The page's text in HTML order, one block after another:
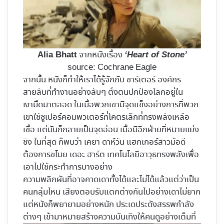
Alia Bhattจากหนังเรื่อง ‘Heart of Stone’
source: Cochrane Eagle
จากนั้น หนังก็ทำให้เราได้รู้จักกับ ชาร์เตอร์ องค์กร
สายลับที่ทำงานอย่างลับๆ ตั้งตนปกป้องโลกอยู่ใน
เงามืดมาตลอด ในเมื่อพวกเขามีจุดแข็งอย่างการที่พวก
เขาใช้ซูเปอร์คอมพิวเตอร์ที่โคตรเล็กที่ทรงพลังเหลือ
เชื่อ แต่มันก็กลายเป็นจุดอ่อน เมื่อมีอีกฝ่ายที่หมายแย่ง
ชิง ในที่สุด ก็พบว่า เคยา ดาห์วัน แฮกเกอร์สาวมือดี
ต้องการขโมย เดอะ ฮาร์ต เทคโนโลยีอาวุธทรงพลังเพื่อ
เอาไปใช้กระทำการบางอย่าง
ความพลิกผันที่อาจคาดเดาทั้งได้และไม่ได้แล้วแต่ว่าเป็น
คนกลุ่มไหน เสียงตอบรับแตกต่างกันไปอย่างเดาไม่ยาก
แต่หนังก็พยายามอย่างหนัก ประเดประดังสรรพกำลัง
ต่างๆ เข้ามาหมายสร้างความบันเทิงให้คนดูอย่างเต็มที่